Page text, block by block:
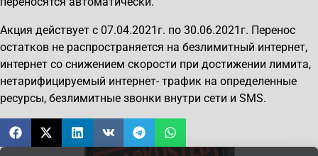
Акция действует с 07.04.2021г. по 30.06.2021г. Перенос
остатков не распространяется на безлимитный интернет,
интернет со снижением скорости при достижении лимита,
нетарифицируемый интернет- трафик на определенные
ресурсы, безлимитные звонки внутри сети и SMS.